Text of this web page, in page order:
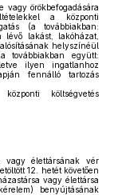
vagy örökbefogadására
a központi
(a továbbiakban:
lévő lakást, lakóházat,
helyszínéül
továbbiakban együtt:
ilyen ingatlanhoz
fennálló tartozás
költségvetés
élettársának vér
12. hetét követően
vagy élettársa
benyújtásának